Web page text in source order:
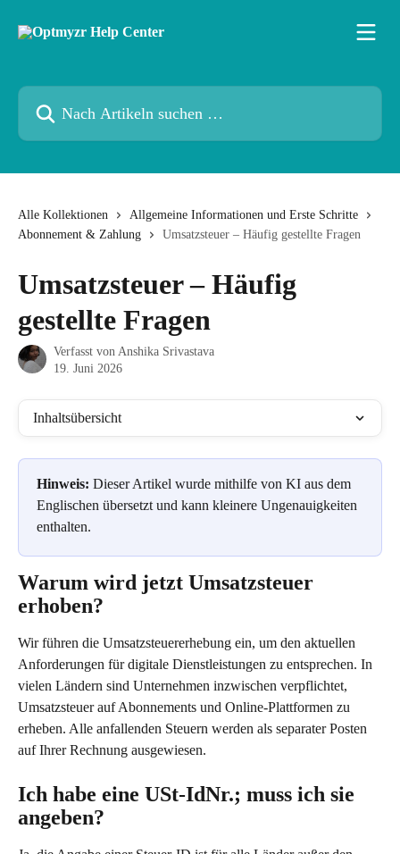
Nach Artikeln suchen …
Alle Kollektionen
Allgemeine Informationen und Erste Schritte
Abonnement & Zahlung
Umsatzsteuer – Häufig gestellte Fragen
Umsatzsteuer – Häufig
gestellte Fragen
Verfasst von Anshika Srivastava
19. Juni 2026
Inhaltsübersicht
Hinweis: Dieser Artikel wurde mithilfe von KI aus dem
Englischen übersetzt und kann kleinere Ungenauigkeiten
enthalten.
Warum wird jetzt Umsatzsteuer
erhoben?
Wir führen die Umsatzsteuererhebung ein, um den aktuellen
Anforderungen für digitale Dienstleistungen zu entsprechen. In
vielen Ländern sind Unternehmen inzwischen verpflichtet,
Umsatzsteuer auf Abonnements und Online-Plattformen zu
erheben. Alle anfallenden Steuern werden als separater Posten
auf Ihrer Rechnung ausgewiesen.
Ich habe eine USt-IdNr.; muss ich sie
angeben?